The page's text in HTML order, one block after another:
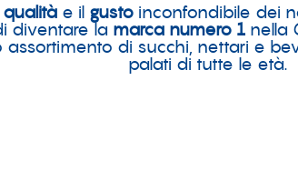
qualitàe il gustoinconfondibile dei
diventare la marca numero 1nella
assortimento di succhi, nettari e
palati di tutte le età.